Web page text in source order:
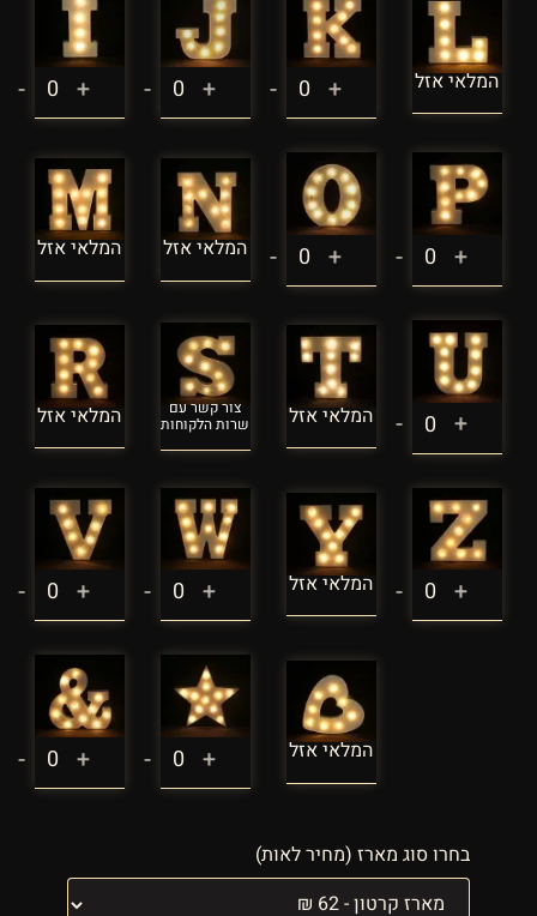
- + - + - + המלאי אזל
המלאי אזל המלאי אזל - + - +
המלאי אזל המלאי אזל - +
- + - + המלאי אזל - +
- + - + המלאי אזל
בחרו סוג מארז (מחיר לאות)